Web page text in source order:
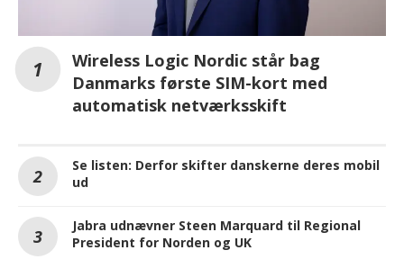
Wireless Logic Nordic står bag
Danmarks første SIM-kort med
automatisk netværksskift
Se listen: Derfor skifter danskerne deres mobil
ud
Jabra udnævner Steen Marquard til Regional
President for Norden og UK